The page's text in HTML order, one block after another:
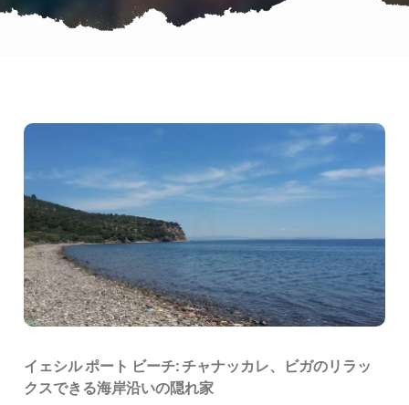
イェシル ポート ビーチ: チャナッカレ、ビガのリラッ
クスできる海岸沿いの隠れ家